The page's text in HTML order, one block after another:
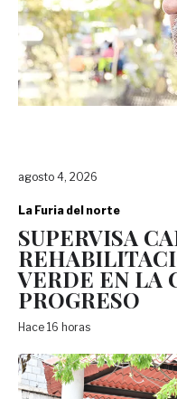
agosto 4, 2026
La Furia del norte
SUPERVISA
VERDE EN LA
PROGRESO
Hace 16 horas